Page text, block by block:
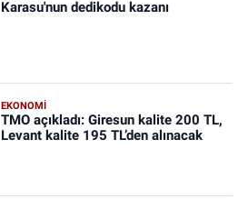
Karasu'nun dedikodu kazanı
EKONOMİ
TMO açıkladı: Giresun kalite 200 TL,
Levant kalite 195 TL’den alınacak